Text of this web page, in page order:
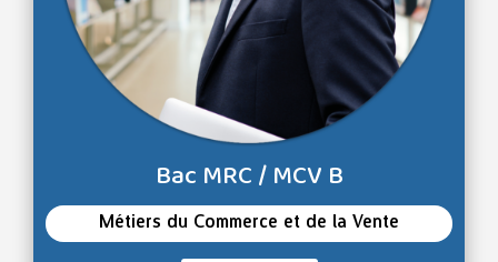
Bac MRC / MCV B
Métiers du Commerce et de la Vente